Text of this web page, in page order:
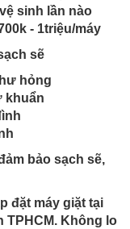
sinh lần nào
- 1triệu/máy
sẽ
hỏng
khuẩn
bảo sạch sẽ,
đặt máy giặt tại
TPHCM. Không lo